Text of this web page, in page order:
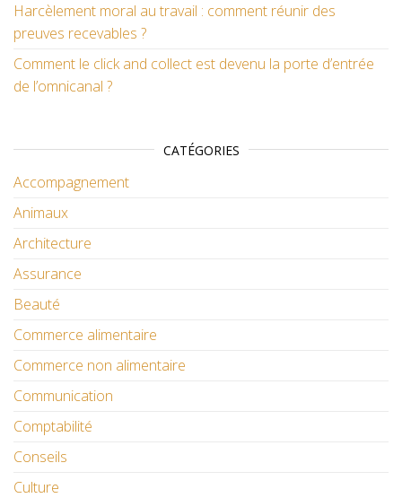
Harcèlement moral au travail : comment réunir des
preuves recevables ?
Comment le click and collect est devenu la porte d’entrée
de l’omnicanal ?
CATÉGORIES
Accompagnement
Animaux
Architecture
Assurance
Beauté
Commerce alimentaire
Commerce non alimentaire
Communication
Comptabilité
Conseils
Culture